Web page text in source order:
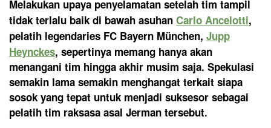
Melakukan upaya penyelamatan setelah tim tampil
tidak terlalu baik di bawah asuhan Carlo Ancelotti,
pelatih legendaries FC Bayern München, Jupp
Heynckes, sepertinya memang hanya akan
menangani tim hingga akhir musim saja. Spekulasi
semakin lama semakin menghangat terkait siapa
sosok yang tepat untuk menjadi suksesor sebagai
pelatih tim raksasa asal Jerman tersebut.